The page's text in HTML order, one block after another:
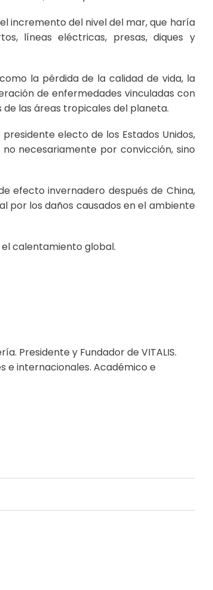
incremento del nivel del mar, que haría
líneas eléctricas, presas, diques y
la pérdida de la calidad de vida, la
de enfermedades vinculadas con
de las áreas tropicales del planeta.
electo de los Estados Unidos,
necesariamente por convicción, sino
efecto invernadero después de China,
por los daños causados en el ambiente
calentamiento global.
Presidente y Fundador de VITALIS.
e internacionales. Académico e